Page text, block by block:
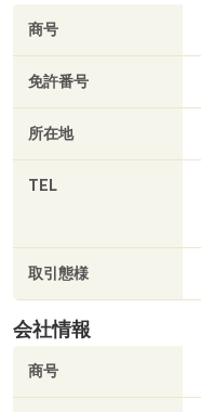
商号
免許番号
所在地
TEL
取引態様
会社情報
商号